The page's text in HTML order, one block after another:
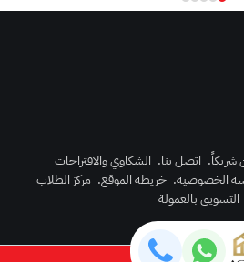
شريكاً. اتصل بنا. الشكاوي والاقتراحات
الخصوصية. خريطة الموقع. مركز الطلاب
التسويق بالعمولة